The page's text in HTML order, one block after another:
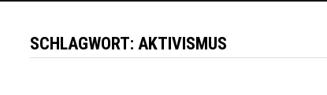
SCHLAGWORT:AKTIVISMUS